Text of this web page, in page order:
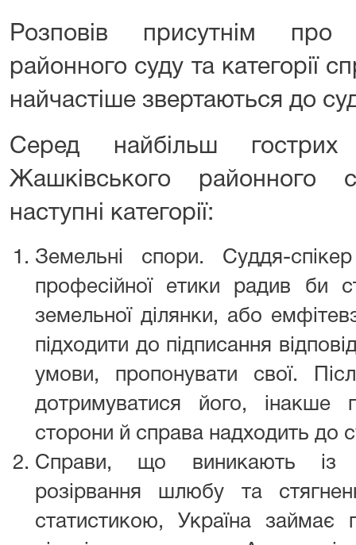
Розповів присутнім про
районного суду та категорії
найчастіше звертаються до
Серед найбільш
Жашківського районного
наступні категорії:
Земельні спори. Суддя-
професійної етики радив би
земельної ділянки, або
підходити до підписання
умови, пропонувати свої.
дотримуватися його, інакше
сторони й справа надходить до
Справи, що виникають із
розірвання шлюбу та
статистикою, Україна